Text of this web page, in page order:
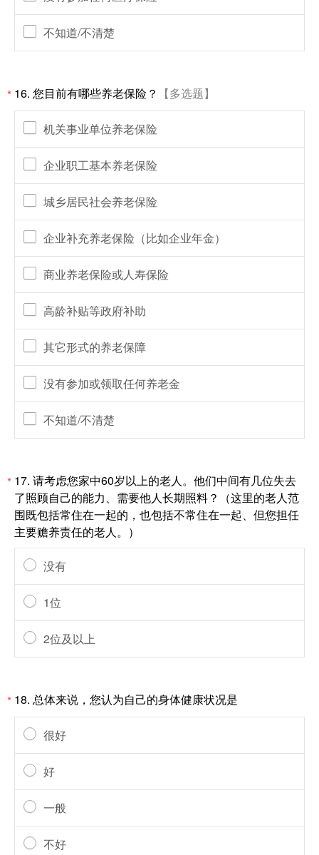
不知道/不清楚
* 16. 您目前有哪些养老保险？ 【多选题】
机关事业单位养老保险
企业职工基本养老保险
城乡居民社会养老保险
企业补充养老保险（比如企业年金）
商业养老保险或人寿保险
高龄补贴等政府补助
其它形式的养老保障
没有参加或领取任何养老金
不知道/不清楚
* 17. 请考虑您家中60岁以上的老人。他们中间有几位失去
了照顾自己的能力、需要他人长期照料？（这里的老人范
围既包括常住在一起的，也包括不常住在一起、但您担任
主要赡养责任的老人。）
没有
1位
2位及以上
* 18. 总体来说，您认为自己的身体健康状况是
很好
好
一般
不好